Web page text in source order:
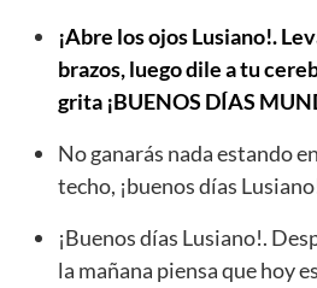
¡Abre los ojos Lusiano!.
brazos, luego dile a tu
grita ¡BUENOS DÍAS
No ganarás nada estando
techo, ¡buenos días
¡Buenos días Lusiano!.
la mañana piensa que hoy